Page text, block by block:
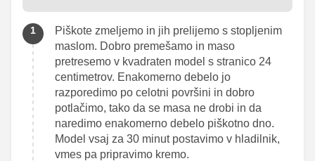
Piškote zmeljemo in jih prelijemo s stopljenim
maslom. Dobro premešamo in maso
pretresemo v kvadraten model s stranico 24
centimetrov. Enakomerno debelo jo
razporedimo po celotni površini in dobro
potlačimo, tako da se masa ne drobi in da
naredimo enakomerno debelo piškotno dno.
Model vsaj za 30 minut postavimo v hladilnik,
vmes pa pripravimo kremo.